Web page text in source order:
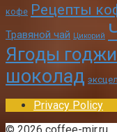
кофе Рецепты
Травяной чай Цикорий
Ягоды годжи
шоколад
Privacy Policy
© 2026 coffee-mir.ru